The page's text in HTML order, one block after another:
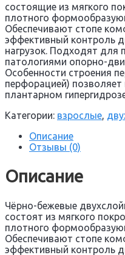
состоящие из мягкого
плотного
Обеспечивают стопе
эффективный контроль
нагрузок. Подходят для
патологиями опорно-
Особенности строения
перфорацией)
плантарном
Категории: взрослые,
Описание
Отзывы (0)
Описание
Чёрно-бежевые
состоят из мягкого
плотного
Обеспечивают стопе
эффективный контроль